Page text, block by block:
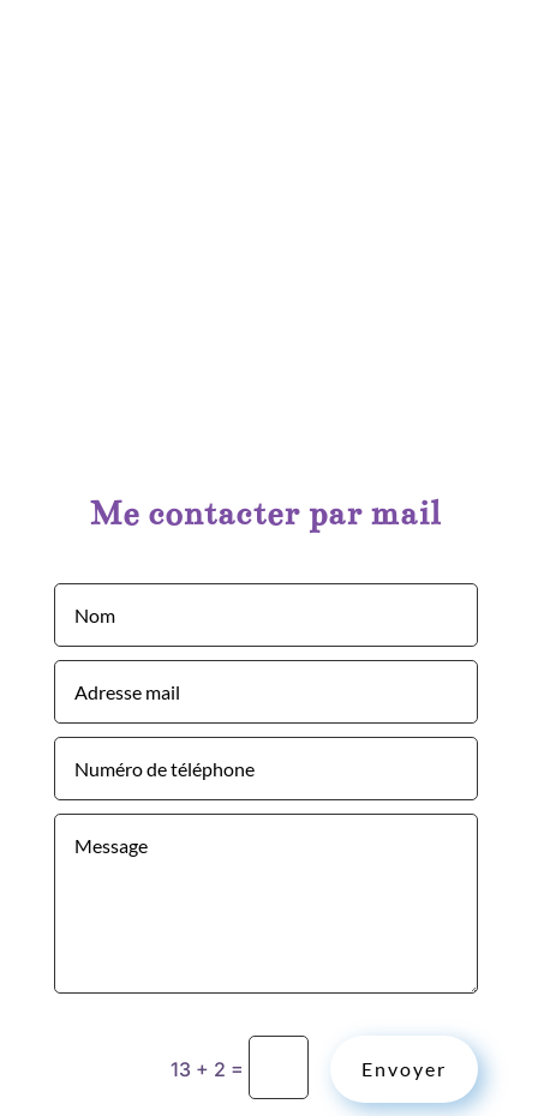
Me contacter par mail
13 + 2 = Envoyer